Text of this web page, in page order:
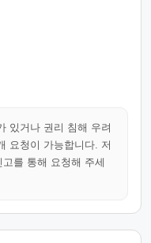
있거나 권리 침해 우려
요청이 가능합니다. 저
를 통해 요청해 주세